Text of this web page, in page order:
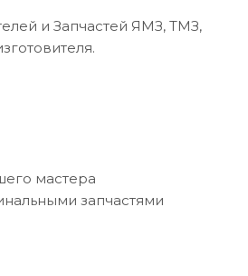
и Запчастей ЯМЗ, ТМЗ,
мастера
запчастями